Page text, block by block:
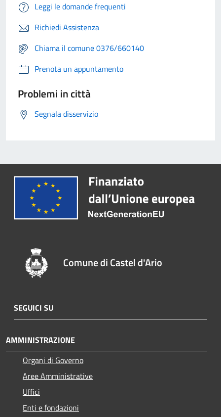
Leggi le domande frequenti
Richiedi Assistenza
Chiama il comune 0376/660140
Prenota un appuntamento
Problemi in città
Segnala disservizio
Comune di Castel d'Ario
SEGUICI SU
AMMINISTRAZIONE
Organi di Governo
Aree Amministrative
Uffici
Enti e fondazioni